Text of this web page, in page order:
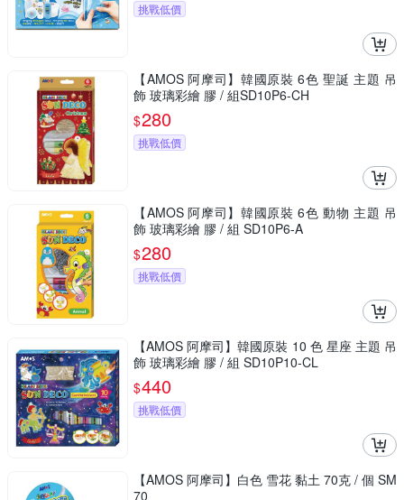
挑戰低價
【AMOS 阿摩司】韓國原裝 6色 聖誕 主題 吊
飾 玻璃彩繪 膠 / 組SD10P6-CH
$280
挑戰低價
【AMOS 阿摩司】韓國原裝 6色 動物 主題 吊
飾 玻璃彩繪 膠 / 組 SD10P6-A
$280
挑戰低價
【AMOS 阿摩司】韓國原裝 10 色 星座 主題 吊
飾 玻璃彩繪 膠 / 組 SD10P10-CL
$440
挑戰低價
【AMOS 阿摩司】白色 雪花 黏土 70克 / 個 SM
70